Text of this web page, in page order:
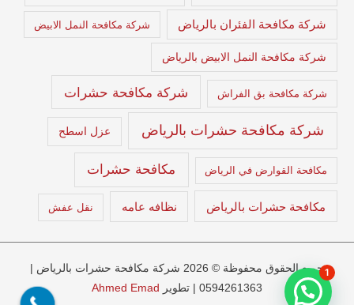
شركة مكافحة الفئران بالرياض شركة مكافحة النمل الابيض
شركة مكافحة النمل الابيض بالرياض
شركة مكافحة بق الفراش شركة مكافحة حشرات
شركة مكافحة حشرات بالرياض عزل اسطح
مكافحة القوارض في الرياض مكافحة حشرات
مكافحة حشرات بالرياض نظافه عامه نقل عفش
حميع الحقوق محفوظة © 2026 شركة مكافحة حشرات بالرياض |
0594261363 | تطوير
Ahmed Emad
1